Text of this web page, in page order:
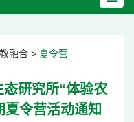
融合 > 夏令营
研究所“体验农
夏令营活动通知